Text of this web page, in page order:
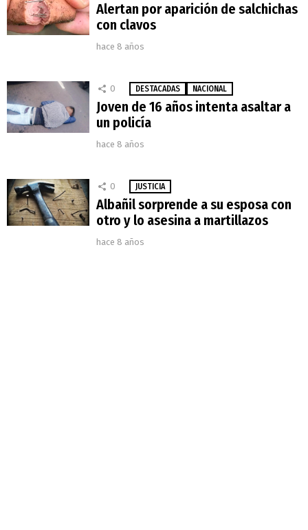
Alertan por aparición de salchichas
con clavos
hace 8 años
0 DESTACADAS NACIONAL
Joven de 16 años intenta asaltar a
un policía
hace 8 años
0 JUSTICIA
Albañil sorprende a su esposa con
otro y lo asesina a martillazos
hace 8 años